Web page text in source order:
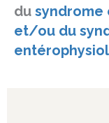
du syndrome
et/ou du